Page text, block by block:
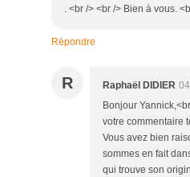
. <br /> <br /> Bien à vous.
Répondre
R Raphaël DIDIER
Bonjour
votre commentaire
Vous avez bien
sommes en fait
qui trouve son